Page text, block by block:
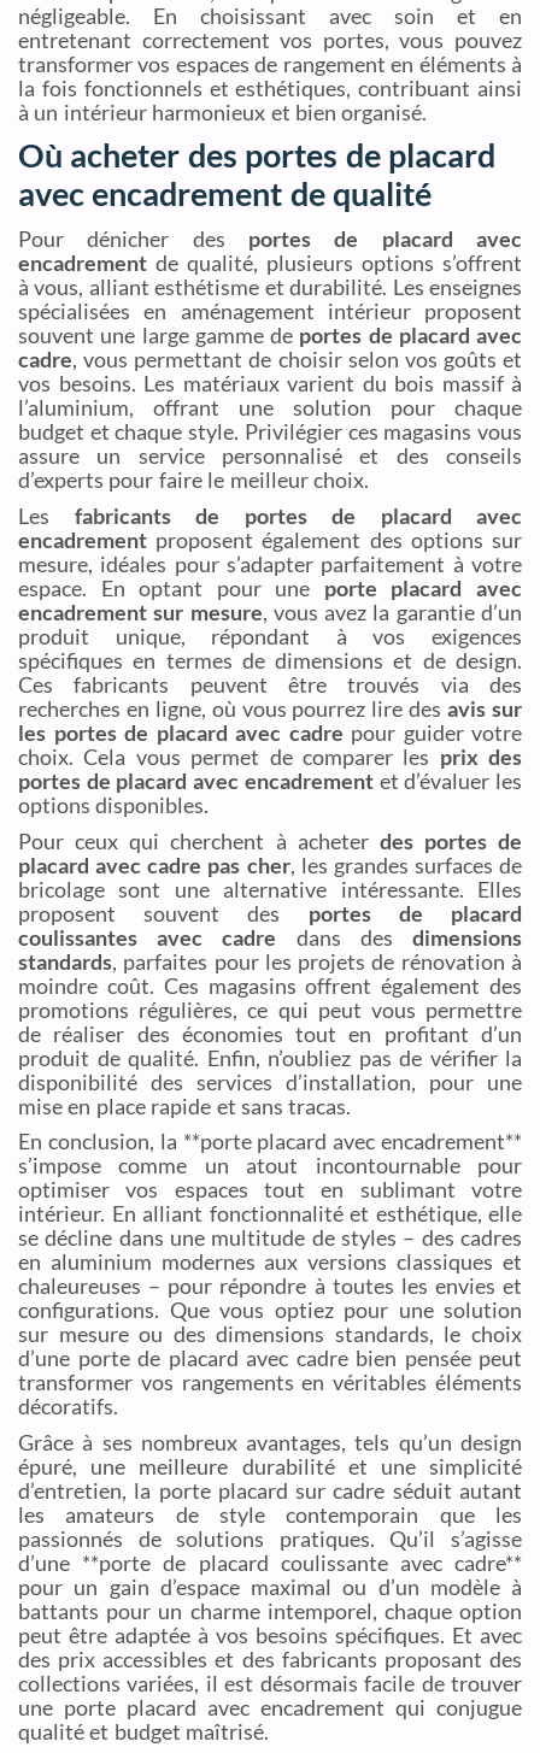
négligeable. En choisissant avec soin et en
entretenant correctement vos portes, vous pouvez
transformer vos espaces de rangement en éléments à
la fois fonctionnels et esthétiques, contribuant ainsi
à un intérieur harmonieux et bien organisé.
Où acheter des portes de placard
avec encadrement de qualité
Pour dénicher des portes de placard avec
encadrement de qualité, plusieurs options s’offrent
à vous, alliant esthétisme et durabilité. Les enseignes
spécialisées en aménagement intérieur proposent
souvent une large gamme de portes de placard avec
cadre, vous permettant de choisir selon vos goûts et
vos besoins. Les matériaux varient du bois massif à
l’aluminium, offrant une solution pour chaque
budget et chaque style. Privilégier ces magasins vous
assure un service personnalisé et des conseils
d’experts pour faire le meilleur choix.
Les fabricants de portes de placard avec
encadrement proposent également des options sur
mesure, idéales pour s’adapter parfaitement à votre
espace. En optant pour une porte placard avec
encadrement sur mesure, vous avez la garantie d’un
produit unique, répondant à vos exigences
spécifiques en termes de dimensions et de design.
Ces fabricants peuvent être trouvés via des
recherches en ligne, où vous pourrez lire desavis sur
les portes de placard avec cadre pour guider votre
choix. Cela vous permet de comparer les prix des
portes de placard avec encadrementet d’évaluer les
options disponibles.
Pour ceux qui cherchent à acheter des portes de
placard avec cadre pas cher, les grandes surfaces de
bricolage sont une alternative intéressante. Elles
proposent souvent des portes de placard
coulissantes avec cadre dans desdimensions
standards, parfaites pour les projets de rénovation à
moindre coût. Ces magasins offrent également des
promotions régulières, ce qui peut vous permettre
de réaliser des économies tout en profitant d’un
produit de qualité. Enfin, n’oubliez pas de vérifier la
disponibilité des services d’installation, pour une
mise en place rapide et sans tracas.
En conclusion, la **porte placard avec encadrement**
s’impose comme un atout incontournable pour
optimiser vos espaces tout en sublimant votre
intérieur. En alliant fonctionnalité et esthétique, elle
se décline dans une multitude de styles – des cadres
en aluminium modernes aux versions classiques et
chaleureuses – pour répondre à toutes les envies et
configurations. Que vous optiez pour une solution
sur mesure ou des dimensions standards, le choix
d’une porte de placard avec cadre bien pensée peut
transformer vos rangements en véritables éléments
décoratifs.
Grâce à ses nombreux avantages, tels qu’un design
épuré, une meilleure durabilité et une simplicité
d’entretien, la porte placard sur cadre séduit autant
les amateurs de style contemporain que les
passionnés de solutions pratiques. Qu’il s’agisse
d’une **porte de placard coulissante avec cadre**
pour un gain d’espace maximal ou d’un modèle à
battants pour un charme intemporel, chaque option
peut être adaptée à vos besoins spécifiques. Et avec
des prix accessibles et des fabricants proposant des
collections variées, il est désormais facile de trouver
une porte placard avec encadrement qui conjugue
qualité et budget maîtrisé.